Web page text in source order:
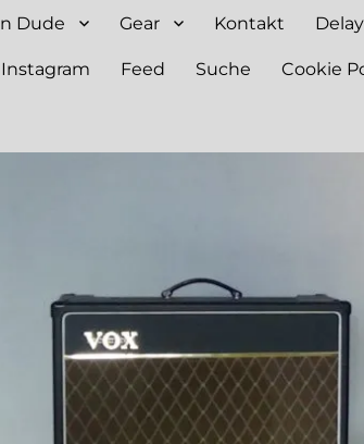
Dude Gear Kontakt
Instagram Feed Suche Cookie